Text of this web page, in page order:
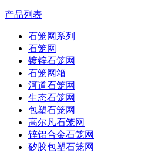
产品列表
石笼网系列
石笼网
镀锌石笼网
石笼网箱
河道石笼网
生态石笼网
包塑石笼网
高尔凡石笼网
锌铝合金石笼网
矽胶包塑石笼网